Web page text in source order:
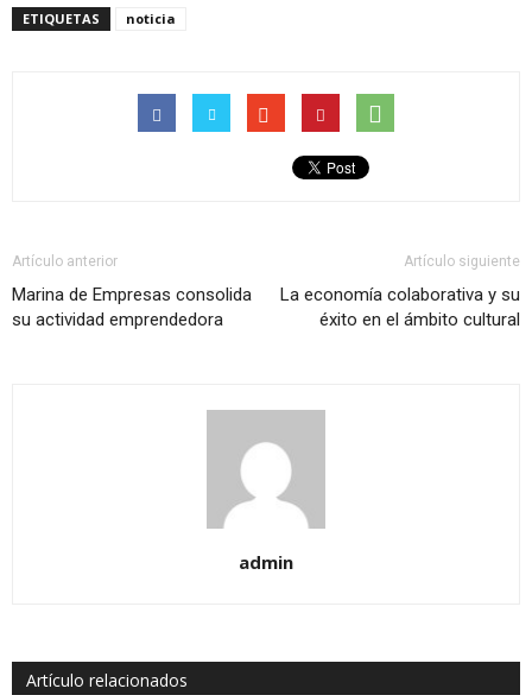
ETIQUETAS noticia
Artículo anterior
Marina de Empresas consolida
su actividad emprendedora
Artículo siguiente
La economía colaborativa y su
éxito en el ámbito cultural
admin
Artículo relacionados